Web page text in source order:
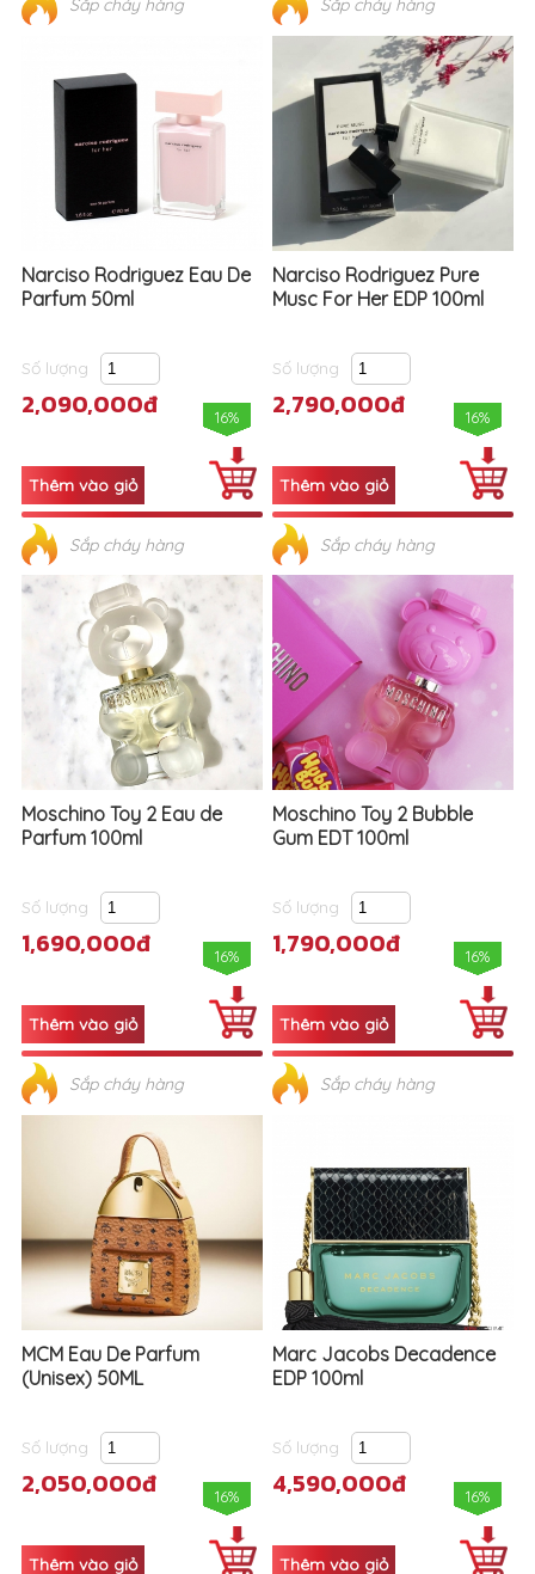
Narciso Rodriguez Eau De
2,090,000đ
Sắp cháy hàng
Narciso Rodriguez Pure
Musc For Her EDP 100ml
Số lượng
2,790,000đ 16%
Sắp cháy hàng
Moschino Toy 2 Eau de
Parfum 100ml
Số lượng
1,690,000đ
Sắp cháy hàng
Moschino Toy 2 Bubble
Gum EDT 100ml
Số lượng
1,790,000đ
Sắp cháy hàng
MCM Eau De Parfum
(Unisex) 50ML
Số lượng
2,050,000đ
Sắp cháy hàng
Marc Jacobs Decadence
EDP 100ml
Số lượng
4,590,000đ
Sắp cháy hàng